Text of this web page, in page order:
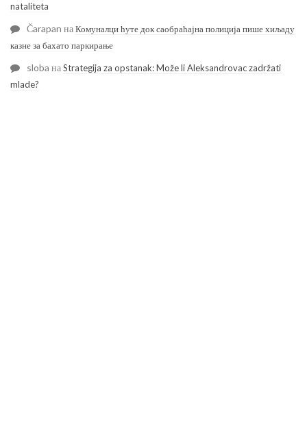
nataliteta
Čarapan наКомуналци ћуте док саобраћајна полиција пише хиљаду
казне за бахато паркирање
sloba наStrategija za opstanak: Može li Aleksandrovac zadržati
mlade?